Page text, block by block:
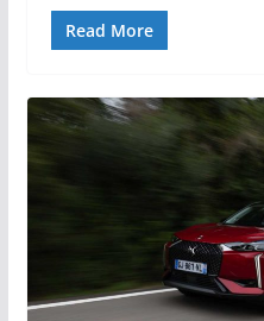
Read More